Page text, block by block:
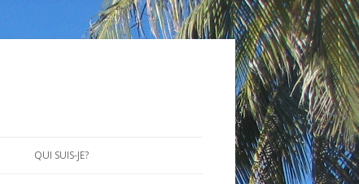
QUI SUIS-JE?